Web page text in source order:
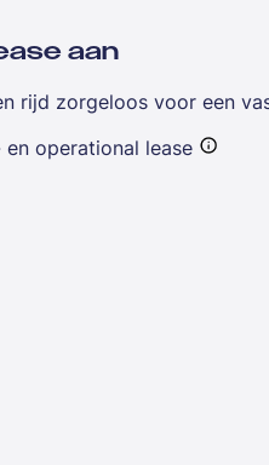
aan
rijd zorgeloos voor een
operational lease